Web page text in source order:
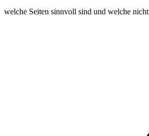
welche Seiten sinnvoll sind und welche nicht